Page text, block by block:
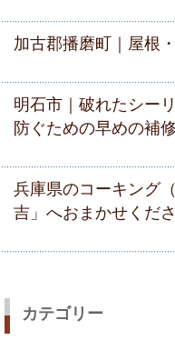
加古郡播磨町｜屋根
明石市｜破れたシー
防ぐための早めの補
兵庫県のコーキング
吉」へおまかせくださ
カテゴリー